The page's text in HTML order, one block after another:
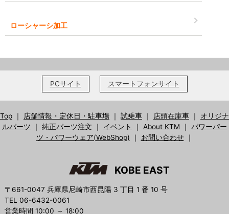
ローシャーシ加工
PCサイト スマートフォンサイト
Top ｜ 店舗情報・定休日・駐車場 ｜ 試乗車 ｜ 店頭在庫車 ｜ オリジナ
ルパーツ ｜ 純正パーツ注文 ｜ イベント ｜ About KTM ｜ パワーパー
ツ・パワーウェア(WebShop) ｜ お問い合わせ｜
KOBE EAST
〒661-0047 兵庫県尼崎市西昆陽 3 丁目 1 番 10 号
TEL 06-6432-0061
営業時間 10:00 ～ 18:00